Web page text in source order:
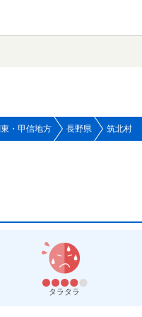
・甲信地方 長野県 筑北村
タラタラ